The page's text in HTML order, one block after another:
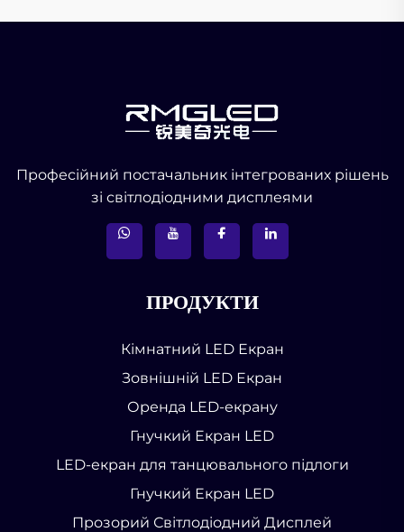
Професійний постачальник інтегрованих рішень
зі світлодіодними дисплеями
ПРОДУКТИ
Кімнатний LED Екран
Зовнішній LED Екран
Оренда LED-екрану
Гнучкий Екран LED
LED-екран для танцювального підлоги
Гнучкий Екран LED
Прозорий Світлодіодний Дисплей